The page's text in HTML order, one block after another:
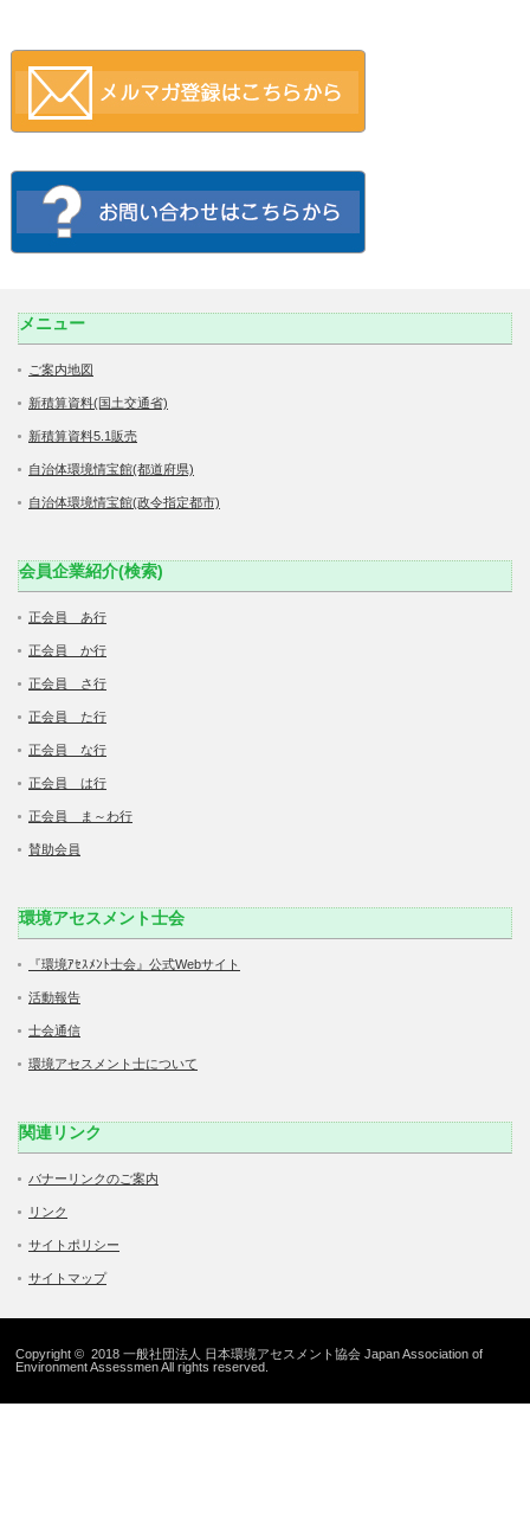
メニュー
ご案内地図
新積算資料(国土交通省)
新積算資料5.1販売
自治体環境情宝館(都道府県)
自治体環境情宝館(政令指定都市)
会員企業紹介(検索)
正会員 あ行
正会員 か行
正会員 さ行
正会員 た行
正会員 な行
正会員 は行
正会員 ま～わ行
賛助会員
環境アセスメント士会
『環境ｱｾｽﾒﾝﾄ士会』公式Webサイト
活動報告
士会通信
環境アセスメント士について
関連リンク
バナーリンクのご案内
リンク
サイトポリシー
サイトマップ
Copyright © 2018 一般社団法人 日本環境アセスメント協会 Japan Association of
Environment Assessmen All rights reserved.